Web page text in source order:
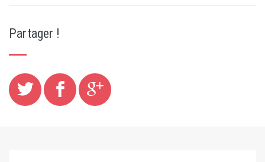
Partager !